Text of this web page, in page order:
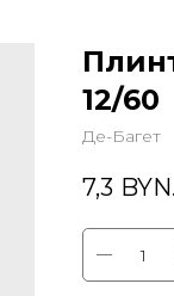
12/60
Де-Багет
7,3 BYN.